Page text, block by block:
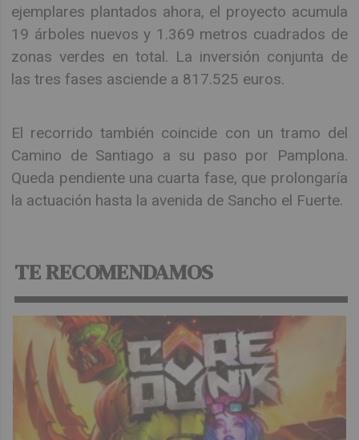
ejemplares plantados ahora, el proyecto acumula
19 árboles nuevos y 1.369 metros cuadrados de
zonas verdes en total. La inversión conjunta de
las tres fases asciende a 817.525 euros.
El recorrido también coincide con un tramo del
Camino de Santiago a su paso por Pamplona.
Queda pendiente una cuarta fase, que prolongaría
la actuación hasta la avenida de Sancho el Fuerte.
TE RECOMENDAMOS